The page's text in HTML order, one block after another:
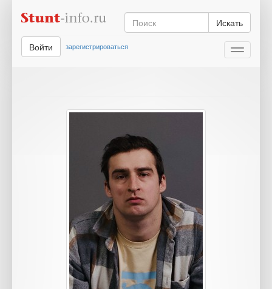
Искать
Toggle
Войти зарегистрироваться